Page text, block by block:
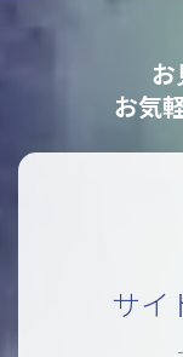
お気
サイ